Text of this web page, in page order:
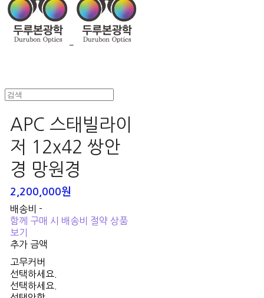
APC 스태빌라이
저 12x42 쌍안
경 망원경
2,200,000원
배송비 -
함께 구매 시 배송비 절약 상품
보기
추가 금액
고무커버
선택하세요.
선택하세요.